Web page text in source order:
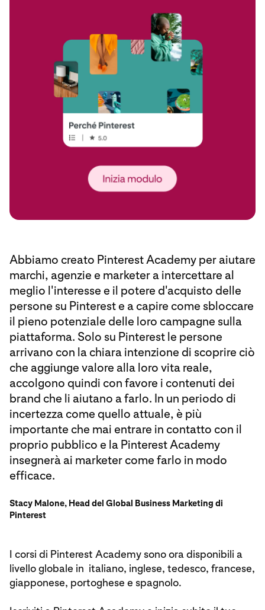
Abbiamo creato Pinterest Academy per aiutare
marchi, agenzie e marketer a intercettare al
meglio l'interesse e il potere d'acquisto delle
persone su Pinterest e a capire come sbloccare
il pieno potenziale delle loro campagne sulla
piattaforma. Solo su Pinterest le persone
arrivano con la chiara intenzione di scoprire ciò
che aggiunge valore alla loro vita reale,
accolgono quindi con favore i contenuti dei
brand che li aiutano a farlo. In un periodo di
incertezza come quello attuale, è più
importante che mai entrare in contatto con il
proprio pubblico e la Pinterest Academy
insegnerà ai marketer come farlo in modo
efficace.
Stacy Malone, Head del Global Business Marketing di
Pinterest
I corsi di Pinterest Academy sono ora disponibili a
livello globale in italiano, inglese, tedesco, francese,
giapponese, portoghese e spagnolo.